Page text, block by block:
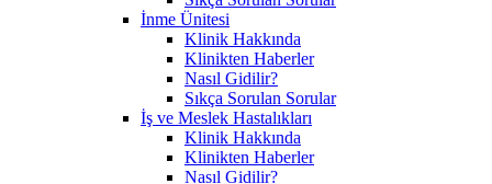
İnme Ünitesi
Klinik Hakkında
Klinikten Haberler
Nasıl Gidilir?
Sıkça Sorulan Sorular
İş ve Meslek Hastalıkları
Klinik Hakkında
Klinikten Haberler
Nasıl Gidilir?